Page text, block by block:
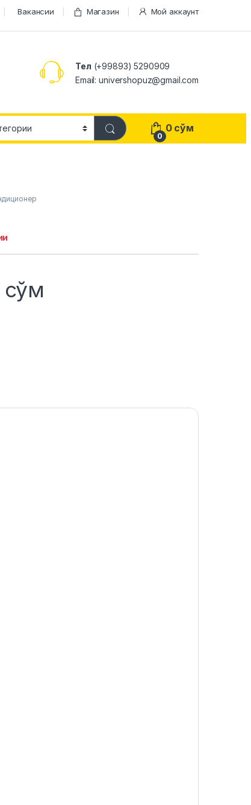
Вакансии Магазин Мой аккаунт
Тел (+99893) 5290909
Email: univershopuz@gmail.com
0
0 сўм
сўм